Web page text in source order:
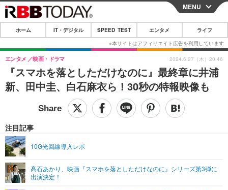
CLOSE
ホーム
IT・デジタル
IT・デジタルTOP スマートフォン
ショッピング その他
SPEED TEST
エンタメTOP 映画・ドラマ
グラビア
ライフTOP
その他
リリース一覧
プッシュ通知の停止方法
MENU
ホーム IT・デジタル SPEED TEST エンタメ ライフ
『スマホを落としただけなのに』最終章に井浦
新、田中圭、白石麻衣ら！30秒の特報映像も
エンタメ 映画・ドラマ
注目記事
10G光回線導入レポ
髙石あかり、映画『スマホを落としただけなのに』シリーズ第3弾に
出演決定！
2024.6.27（木）20:46